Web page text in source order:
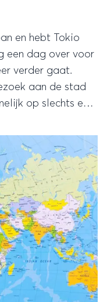
en hebt Tokio
een dag over voor
verder gaat.
aan de stad
op slechts een